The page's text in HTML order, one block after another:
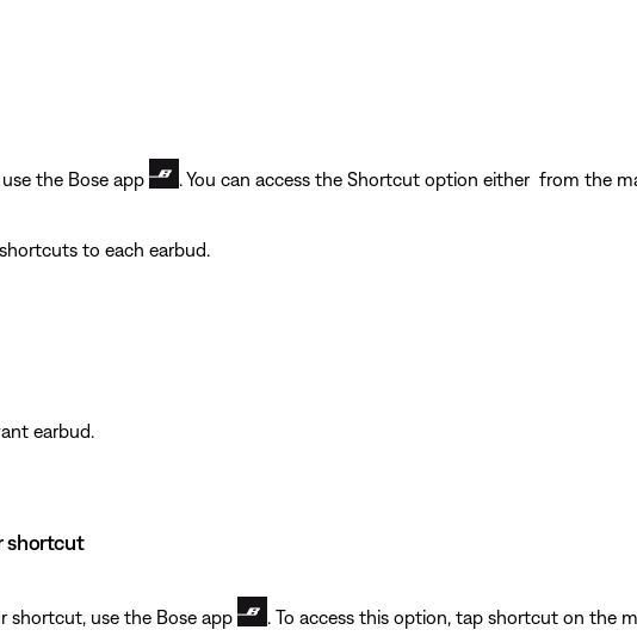
the Bose app
. You can access the Shortcut option either from the
to each earbud.
earbud.
shortcut
shortcut, use the Bose app . To access this option, tap shortcut on the